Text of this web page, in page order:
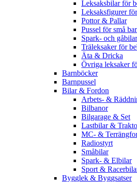
Leksaksbilar för
Leksaksfigurer
Pottor & Pallar
Pussel för små
Spark- och gåbilar
Träleksaker för
Äta & Dricka
Övriga leksaker
Barnböcker
Barnpussel
Bilar & Fordon
Arbets- &
Bilbanor
Bilgarage & Set
Lastbilar &
MC- &
Radiostyrt
Småbilar
Spark- & Elbilar
Sport &
Bygglek & Byggsatser